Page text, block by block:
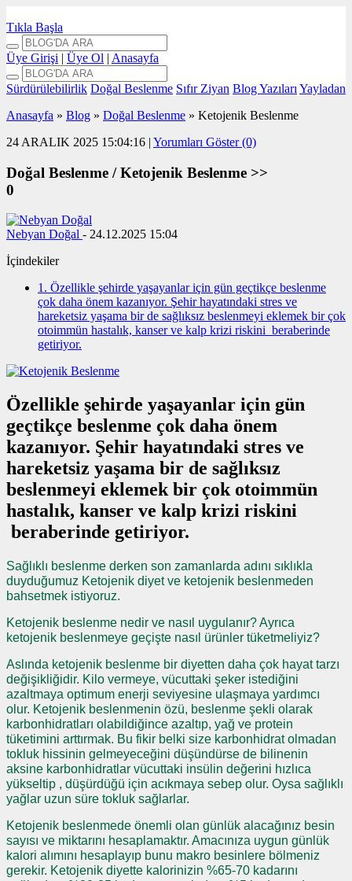
Tıkla Başla
Üye Girişi | Üye Ol | Anasayfa
Sürdürülebilirlik Doğal Beslenme Sıfır Ziyan Blog Yazıları Yayladan
Anasayfa » Blog » Doğal Beslenme » Ketojenik Beslenme
24 ARALIK 2025 15:04:16 | Yorumları Göster (0)
Doğal Beslenme /Ketojenik Beslenme >>
0
Nebyan Doğal - 24.12.2025 15:04
İçindekiler
1. Özellikle şehirde yaşayanlar için gün geçtikçe beslenme
çok daha önem kazanıyor. Şehir hayatındaki stres ve
hareketsiz yaşama bir de sağlıksız beslenmeyi eklemek bir çok
otoimmün hastalık, kanser ve kalp krizi riskini beraberinde
getiriyor.
Özellikle şehirde yaşayanlar için gün
geçtikçe beslenme çok daha önem
kazanıyor. Şehir hayatındaki stres ve
hareketsiz yaşama bir de sağlıksız
beslenmeyi eklemek bir çok otoimmün
hastalık, kanser ve kalp krizi riskini
beraberinde getiriyor.
Sağlıklı beslenme derken son zamanlarda adını sıklıkla
duyduğumuz Ketojenik diyet ve ketojenik beslenmeden
bahsetmek istiyoruz.
Ketojenik beslenme nedir ve nasıl uygulanır? Ayrıca
ketojenik beslenmeye geçişte nasıl ürünler tüketmeliyiz?
Aslında ketojenik beslenme bir diyetten daha çok hayat tarzı
değişikliğidir. Kilo vermeye, vücuttaki şeker istediğini
azaltmaya optimum enerji seviyesine ulaşmaya yardımcı
olur. Ketojenik beslenmenin özü, beslenme şekli olarak
karbonhidratları olabildiğince azaltıp, yağ ve protein
tüketimini arttırmak. Bu fikir belki size karbonhidrat olmadan
tokluk hissinin gelmeyeceğini düşündürse de bilinenin
aksine karbonhidratlar vücuttaki insülin değerini hızlıca
yükseltip , düşürdüğü için acıkmaya sebep olur. Oysa sağlıklı
yağlar uzun süre tokluk sağlarlar.
Ketojenik beslenmede önemli olan günlük alacağınız besin
sayısı ve miktarını hesaplamaktır. Amacınıza uygun günlük
kalori alımını hesaplayıp bunu makro besinlere bölmeniz
gerekir. Ketojenik diyette kalorinizin %65-70 kadarını